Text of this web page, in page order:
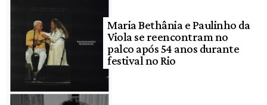
Maria Bethânia e Paulinho da
Viola se reencontram no
palco após 54 anos durante
festival no Rio